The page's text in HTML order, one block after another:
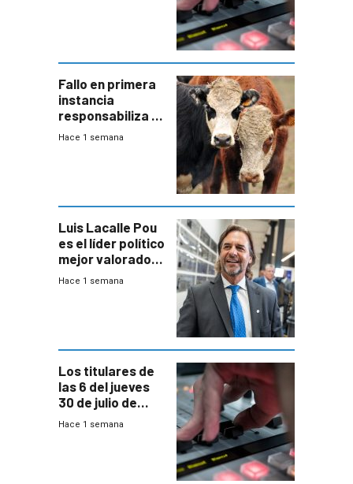
Fallo en primera
instancia
responsabiliza al
Estado por falta
Hace 1 semana
Luis Lacalle Pou
es el líder político
mejor valorado
del país, según
Hace 1 semana
Los titulares de
las 6 del jueves
30 de julio de
2026
Hace 1 semana